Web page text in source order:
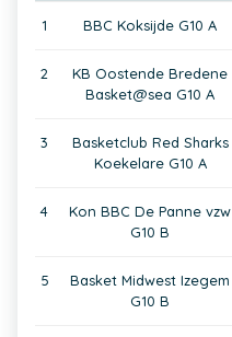
1 BBC Koksijde G10 A
2
KB Oostende Bredene
Basket@sea G10 A
3
Basketclub Red Sharks
Koekelare G10 A
4
Kon BBC De Panne vzw
G10 B
5
Basket Midwest Izegem
G10 B